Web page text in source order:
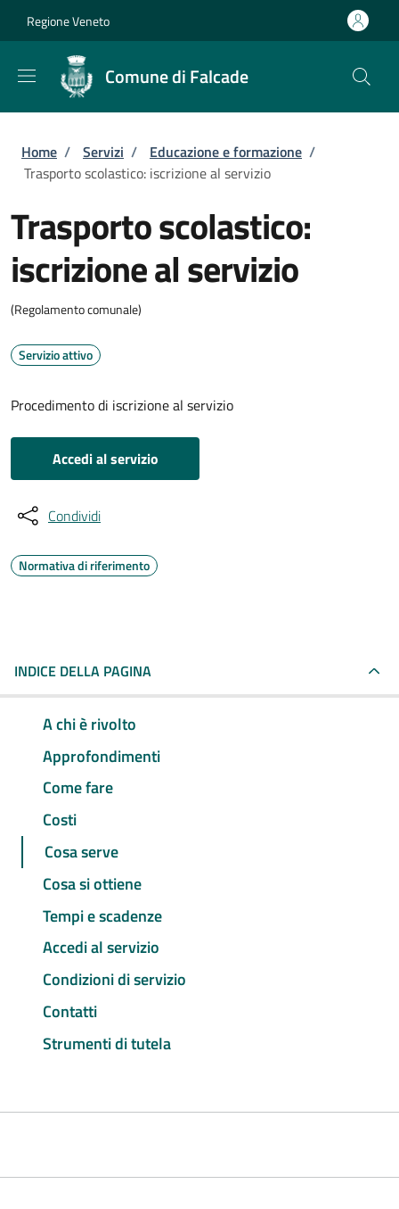
Regione Veneto
Comune di Falcade
Briciole di pane
Home / Servizi / Educazione e formazione /
Trasporto scolastico: iscrizione al servizio
Trasporto scolastico:
iscrizione al servizio
(Regolamento comunale)
Servizio attivo
Procedimento di iscrizione al servizio
Accedi al servizio
Condividi
Normativa di riferimento
INDICE DELLA PAGINA
A chi è rivolto
Approfondimenti
Come fare
Costi
Cosa serve
Cosa si ottiene
Tempi e scadenze
Accedi al servizio
Condizioni di servizio
Contatti
Strumenti di tutela